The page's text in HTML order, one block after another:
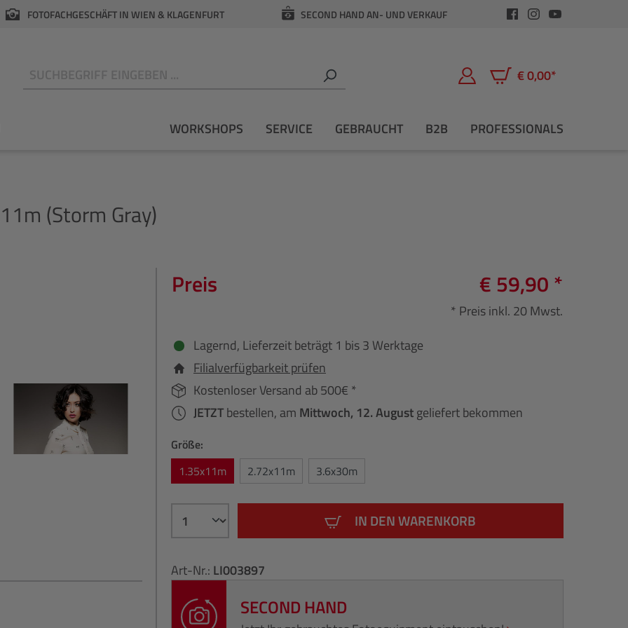
FOTOFACHGESCHÄFT IN WIEN & KLAGENFURT SECOND HAND AN- UND VERKAUF
€ 0,00*
Warenkorb enthält 0
WORKSHOPS SERVICE GEBRAUCHT B2B PROFESSIONALS
(Storm Gray)
Preis € 59,90 *
* Preis inkl. 20 Mwst.
Lagernd, Lieferzeit beträgt 1 bis 3 Werktage
Filialverfügbarkeit prüfen
Kostenloser Versand ab 500€ *
JETZTbestellen, am Mittwoch, 12. Augustgeliefert bekommen
Größe:
1.35x11m
2.72x11m 3.6x30m
IN DEN WARENKORB
Art-Nr.: LI003897
SECOND HAND